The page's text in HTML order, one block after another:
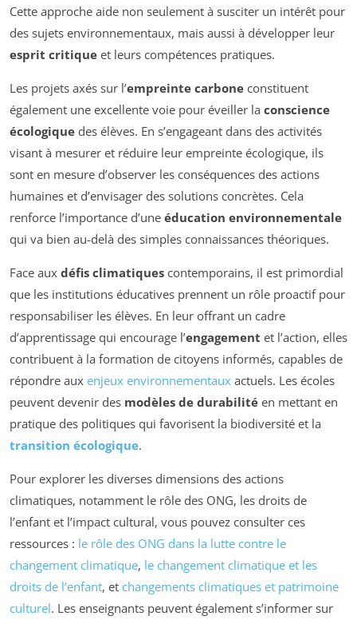
Cette approche aide non seulement à susciter un intérêt pour
des sujets environnementaux, mais aussi à développer leur
esprit critique et leurs compétences pratiques.
Les projets axés sur l’empreinte carbone constituent
également une excellente voie pour éveiller la conscience
écologique des élèves. En s’engageant dans des activités
visant à mesurer et réduire leur empreinte écologique, ils
sont en mesure d’observer les conséquences des actions
humaines et d’envisager des solutions concrètes. Cela
renforce l’importance d’une éducation environnementale
qui va bien au-delà des simples connaissances théoriques.
Face aux défis climatiques contemporains, il est primordial
que les institutions éducatives prennent un rôle proactif pour
responsabiliser les élèves. En leur offrant un cadre
d’apprentissage qui encourage l’engagement et l’action, elles
contribuent à la formation de citoyens informés, capables de
répondre aux enjeux environnementaux actuels. Les écoles
peuvent devenir des modèles de durabilité en mettant en
pratique des politiques qui favorisent la biodiversité et la
transition écologique.
Pour explorer les diverses dimensions des actions
climatiques, notamment le rôle des ONG, les droits de
l’enfant et l’impact cultural, vous pouvez consulter ces
ressources : le rôle des ONG dans la lutte contre le
changement climatique, le changement climatique et les
droits de l’enfant, et changements climatiques et patrimoine
culturel. Les enseignants peuvent également s’informer sur